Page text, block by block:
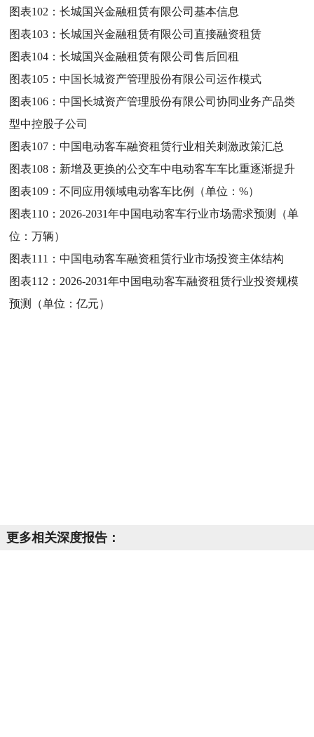
图表102：长城国兴金融租赁有限公司基本信息
图表103：长城国兴金融租赁有限公司直接融资租赁
图表104：长城国兴金融租赁有限公司售后回租
图表105：中国长城资产管理股份有限公司运作模式
图表106：中国长城资产管理股份有限公司协同业务产品类
型中控股子公司
图表107：中国电动客车融资租赁行业相关刺激政策汇总
图表108： 新增及更换的公交车中电动客车车比重逐渐提升
图表109：不同应用领域电动客车比例（单位：%）
图表110： 2026-2031年中国电动客车行业市场需求预测（单
位：万辆）
图表111：中国电动客车融资租赁行业市场投资主体结构
图表112： 2026-2031年中国电动客车融资租赁行业投资规模
预测（单位：亿元）
更多相关深度报告：